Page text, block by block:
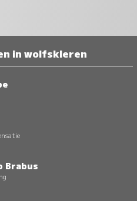
in wolfskleren
Brabus